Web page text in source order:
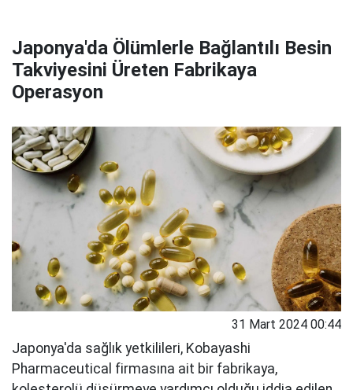
Japonya'da Ölümlerle Bağlantılı Besin
Takviyesini Üreten Fabrikaya
Operasyon
31 Mart 2024 00:44
Japonya'da sağlık yetkilileri, Kobayashi
Pharmaceutical firmasına ait bir fabrikaya,